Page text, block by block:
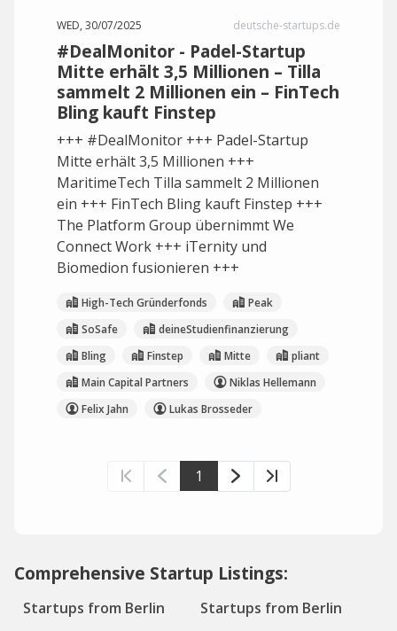
WED, 30/07/2025 deutsche-startups.de
#DealMonitor - Padel-Startup
Mitte erhält 3,5 Millionen – Tilla
sammelt 2 Millionen ein – FinTech
Bling kauft Finstep
+++ #DealMonitor +++ Padel-Startup
Mitte erhält 3,5 Millionen +++
MaritimeTech Tilla sammelt 2 Millionen
ein +++ FinTech Bling kauft Finstep +++
The Platform Group übernimmt We
Connect Work +++ iTernity und
Biomedion fusionieren +++
High-Tech Gründerfonds
Peak
SoSafe
deineStudienfinanzierung
Bling
Finstep Mitte
pliant
Main Capital Partners
Niklas Hellemann
Felix Jahn
Lukas Brosseder
1
Comprehensive Startup Listings:
Startups from Berlin
Startups from Berlin